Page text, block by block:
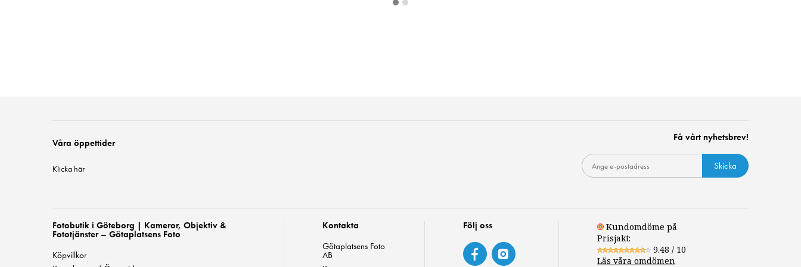
Våra öppettider
Klicka här
Få vårt nyhetsbrev!
Skicka
Fotobutik i Göteborg | Kameror, Objektiv &
Fototjänster – Götaplatsens Foto
Köpvillkor
Kontakta
Götaplatsens Foto
AB
Följ oss